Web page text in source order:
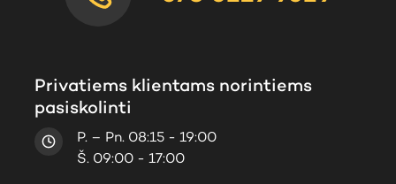
Privatiems klientams norintiems
pasiskolinti
P. – Pn. 08:15 - 19:00
Š. 09:00 - 17:00